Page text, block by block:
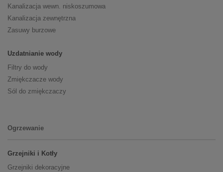
Kanalizacja wewn. niskoszumowa
Kanalizacja zewnętrzna
Zasuwy burzowe
Uzdatnianie wody
Filtry do wody
Zmiękczacze wody
Sól do zmiękczaczy
Ogrzewanie
Grzejniki i Kotły
Grzejniki dekoracyjne